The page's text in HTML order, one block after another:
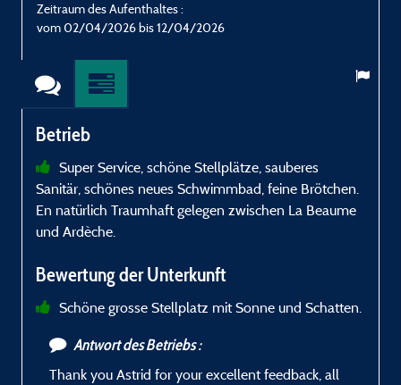
Zeitraum des Aufenthaltes :
vom 02/04/2026 bis 12/04/2026
Betrieb
Super Service, schöne Stellplätze, sauberes
Sanitär, schönes neues Schwimmbad, feine Brötchen.
En natürlich Traumhaft gelegen zwischen La Beaume
und Ardèche.
Bewertung der Unterkunft
Schöne grosse Stellplatz mit Sonne und Schatten.
Antwort des Betriebs :
Thank you Astrid for your excellent feedback, all